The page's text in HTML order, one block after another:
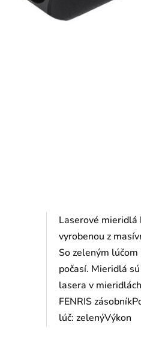
Laserové mieridlá
vyrobenou z
So zeleným
počasí. Mieridlá
lasera v
FENRIS
lúč: zelenýVýkon